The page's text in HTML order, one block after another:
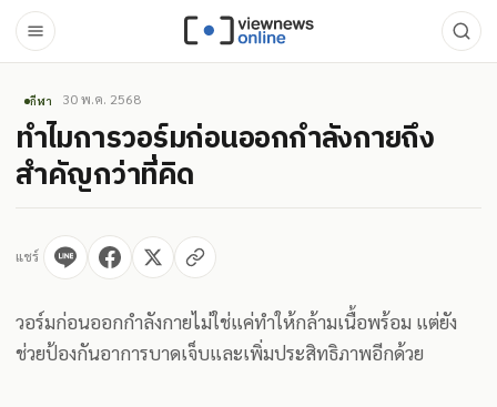
กีฬา 30 พ.ค. 2568
ทำไมการวอร์มก่อนออกกำลังกายถึง
สำคัญกว่าที่คิด
แชร์
วอร์มก่อนออกกำลังกายไม่ใช่แค่ทำให้กล้ามเนื้อพร้อม แต่ยัง
ช่วยป้องกันอาการบาดเจ็บและเพิ่มประสิทธิภาพอีกด้วย